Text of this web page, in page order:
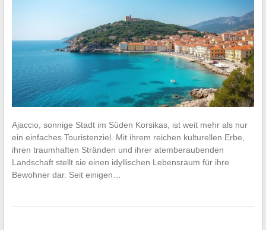
Ajaccio, sonnige Stadt im Süden Korsikas, ist weit mehr als nur
ein einfaches Touristenziel. Mit ihrem reichen kulturellen Erbe,
ihren traumhaften Stränden und ihrer atemberaubenden
Landschaft stellt sie einen idyllischen Lebensraum für ihre
Bewohner dar. Seit einigen…